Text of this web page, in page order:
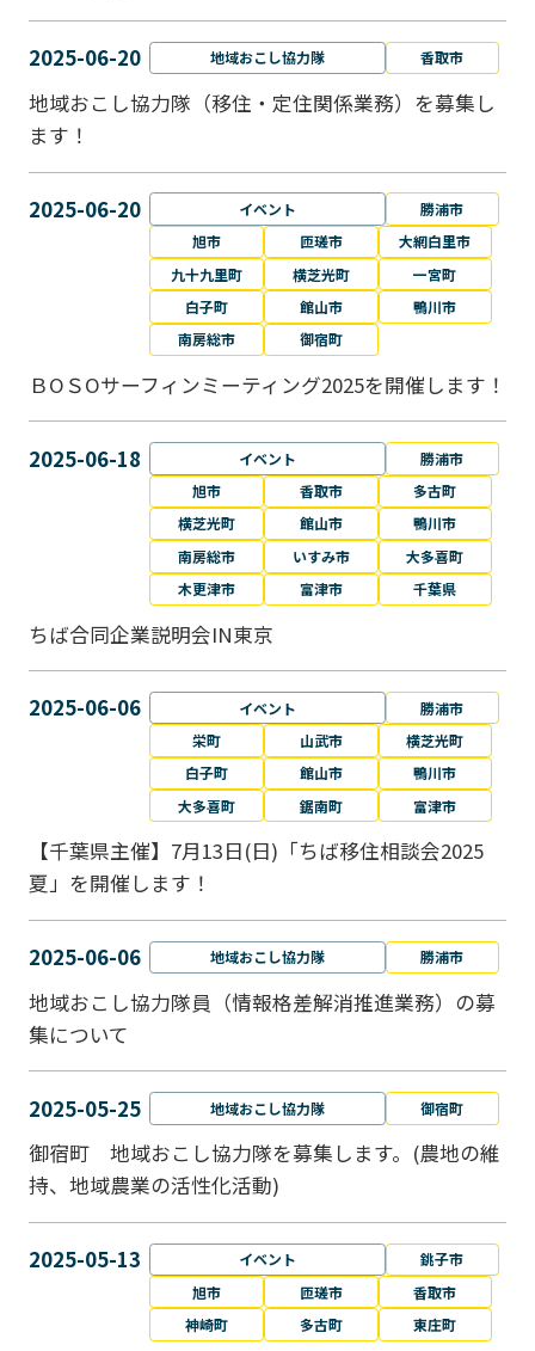
2025-06-20 地域おこし協力隊 香取市
地域おこし協力隊（移住・定住関係業務）を募集し
ます！
2025-06-20 イベント
勝浦市
旭市
匝瑳市
大網白里市
九十九里町
横芝光町
一宮町
白子町
館山市
鴨川市
南房総市
御宿町
ＢОＳОサーフィンミーティング2025を開催します！
2025-06-18 イベント
勝浦市
旭市
香取市
多古町
横芝光町
館山市
鴨川市
南房総市
いすみ市
大多喜町
木更津市
富津市 千葉県
ちば合同企業説明会IN東京
2025-06-06 イベント
勝浦市
栄町
山武市
横芝光町
白子町
館山市
鴨川市
大多喜町
鋸南町 富津市
【千葉県主催】7月13日(日)「ちば移住相談会2025
夏」を開催します！
2025-06-06 地域おこし協力隊 勝浦市
地域おこし協力隊員（情報格差解消推進業務）の募
集について
2025-05-25 地域おこし協力隊 御宿町
御宿町 地域おこし協力隊を募集します。(農地の維
持、地域農業の活性化活動)
2025-05-13 イベント
銚子市
旭市
匝瑳市
香取市
神崎町
多古町 東庄町